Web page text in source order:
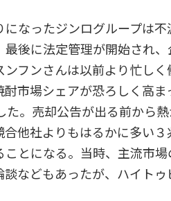
なったジンログループは
最後に法定管理が開始され
ンフンさんは以前より忙し
市場シェアが恐ろしく高
た。売却公告が出る前から
合他社よりもはるかに多い
ことになる。当時、主流市
談などもあったが、ハイト